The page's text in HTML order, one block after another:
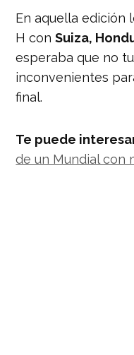
En aquella edición
H conSuiza,
esperaba que no
inconvenientes
final.
Te puede
de un Mundial con